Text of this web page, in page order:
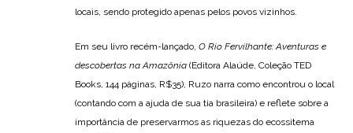
locais, sendo protegido apenas pelos povos vizinhos.
Em seu livro recém-lançado, O Rio Fervilhante: Aventuras e
descobertas na Amazônia (Editora Alaúde, Coleção TED
Books, 144 páginas, R$35), Ruzo narra como encontrou o local
(contando com a ajuda de sua tia brasileira) e reflete sobre a
importância de preservarmos as riquezas do ecossitema